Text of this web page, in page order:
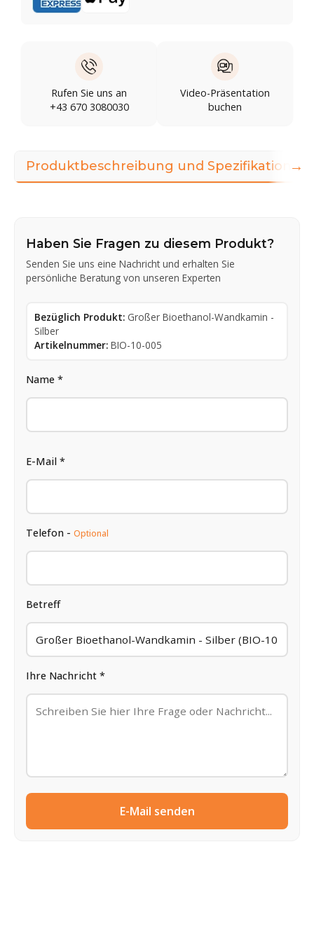
Rufen Sie uns an
+43 670 3080030
Video-Präsentation
buchen
Produktbeschreibung und Spezifikationen
Haben Sie Fragen zu diesem Produkt?
Senden Sie uns eine Nachricht und erhalten Sie
persönliche Beratung von unseren Experten
Bezüglich Produkt: Großer Bioethanol-Wandkamin -
Silber
Artikelnummer: BIO-10-005
Name *
E-Mail *
Telefon - Optional
Betreff
Ihre Nachricht *
E-Mail senden
→